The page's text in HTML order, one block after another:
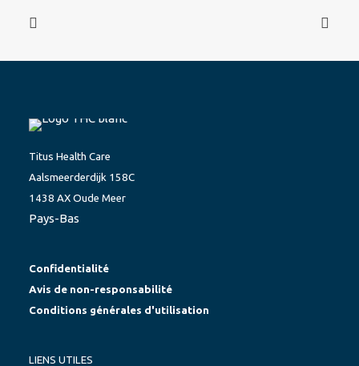
Titus Health Care
Aalsmeerderdijk 158C
1438 AX Oude Meer
Pays-Bas
Confidentialité
Avis de non-responsabilité
Conditions générales d'utilisation
LIENS UTILES